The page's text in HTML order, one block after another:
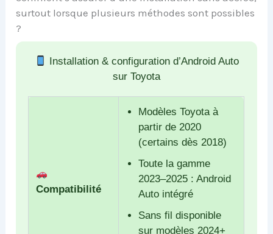
surtout lorsque plusieurs méthodes sont possibles
?
Installation & configuration d’Android Auto
sur Toyota
Compatibilité
Modèles Toyota à
partir de 2020
(certains dès 2018)
Toute la gamme
2023–2025 : Android
Auto intégré
Sans fil disponible
sur modèles 2024+